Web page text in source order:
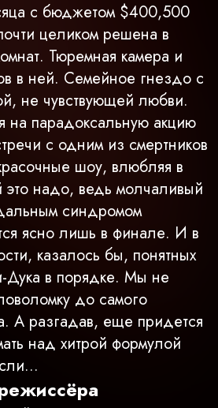
c бюджетом $400,500
целиком решена в
Тюремная камера и
в ней. Семейное гнездо с
не чувствующей любви.
на парадоксальную акцию
с одним из смертников
шоу, влюбляя в
надо, ведь молчаливый
синдромом
ясно лишь в финале. И в
казалось бы, понятных
Дука в порядке. Мы не
до самого
А разгадав, еще придется
над хитрой формулой